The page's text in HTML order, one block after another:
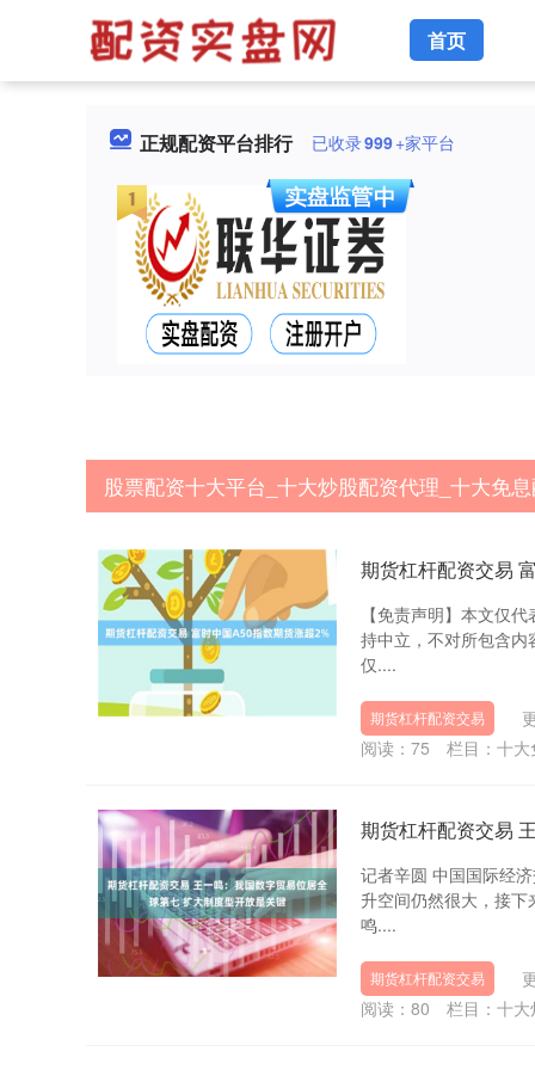
首页
正规配资平台排行 已收录999+家平台
股票配资十大平台_十大炒股配资代理_十大免
期货杠杆配资交易
【免责声明】本文仅
持中立，不对所包含
仅....
期货杠杆配资交易
阅读： 75 栏目： 十大
期货杠杆配资交易
记者辛圆 中国国际经
升空间仍然很大，接
鸣....
期货杠杆配资交易
阅读： 80 栏目： 十大